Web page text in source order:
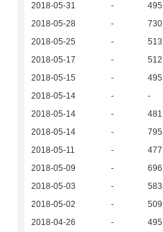
2018-05-31
- 495
2018-05-28
- 730
2018-05-25
- 513
2018-05-17
- 512
2018-05-15
- 495
2018-05-14
- -
2018-05-14
- 481
2018-05-14
- 795
2018-05-11
- 477
2018-05-09
- 696
2018-05-03
- 583
2018-05-02
- 509
2018-04-26
- 495